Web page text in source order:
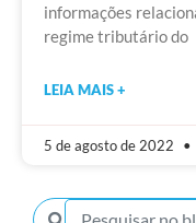
informações
regime tributário do
LEIA MAIS +
5 de agosto de 2022